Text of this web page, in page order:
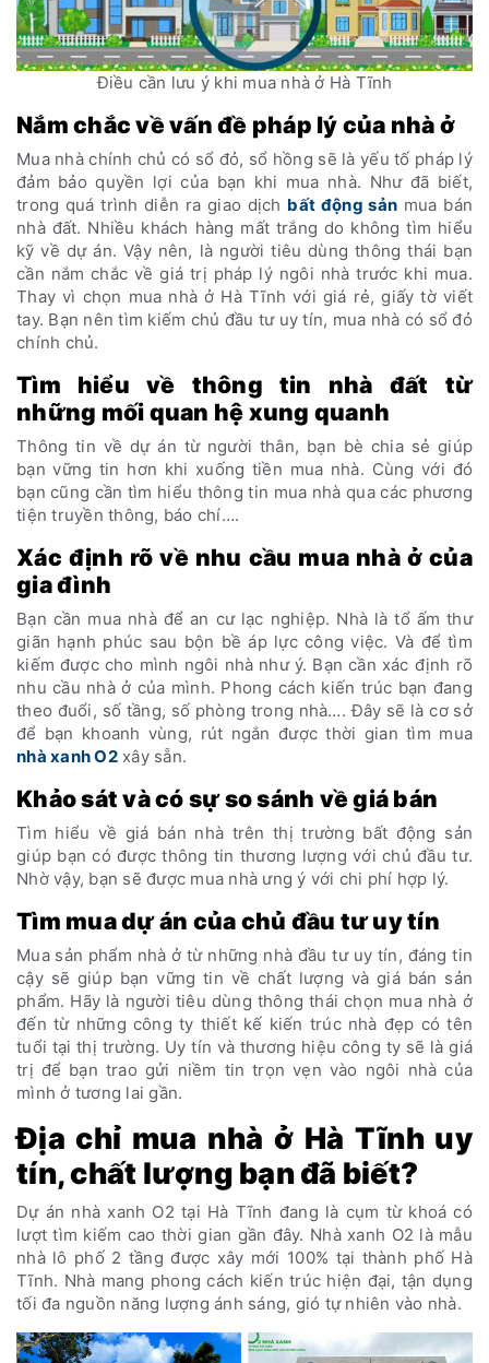
Điều cần lưu ý khi mua nhà ở Hà Tĩnh
Nắm chắc về vấn đề pháp lý của nhà ở
Mua nhà chính chủ có sổ đỏ, sổ hồng sẽ là yếu tố pháp lý
đảm bảo quyền lợi của bạn khi mua nhà. Như đã biết,
trong quá trình diễn ra giao dịch bất động sản mua bán
nhà đất. Nhiều khách hàng mất trắng do không tìm hiểu
kỹ về dự án. Vậy nên, là người tiêu dùng thông thái bạn
cần nắm chắc về giá trị pháp lý ngôi nhà trước khi mua.
Thay vì chọn mua nhà ở Hà Tĩnh với giá rẻ, giấy tờ viết
tay. Bạn nên tìm kiếm chủ đầu tư uy tín, mua nhà có sổ đỏ
chính chủ.
Tìm hiểu về thông tin nhà đất từ
những mối quan hệ xung quanh
Thông tin về dự án từ người thân, bạn bè chia sẻ giúp
bạn vững tin hơn khi xuống tiền mua nhà. Cùng với đó
bạn cũng cần tìm hiểu thông tin mua nhà qua các phương
tiện truyền thông, báo chí….
Xác định rõ về nhu cầu mua nhà ở của
gia đình
Bạn cần mua nhà để an cư lạc nghiệp. Nhà là tổ ấm thư
giãn hạnh phúc sau bộn bề áp lực công việc. Và để tìm
kiếm được cho mình ngôi nhà như ý. Bạn cần xác định rõ
nhu cầu nhà ở của mình. Phong cách kiến trúc bạn đang
theo đuổi, số tầng, số phòng trong nhà…. Đây sẽ là cơ sở
để bạn khoanh vùng, rút ngắn được thời gian tìm mua
nhà xanh O2xây sẵn.
Khảo sát và có sự so sánh về giá bán
Tìm hiểu về giá bán nhà trên thị trường bất động sản
giúp bạn có được thông tin thương lượng với chủ đầu tư.
Nhờ vậy, bạn sẽ được mua nhà ưng ý với chi phí hợp lý.
Tìm mua dự án của chủ đầu tư uy tín
Mua sản phẩm nhà ở từ những nhà đầu tư uy tín, đáng tin
cậy sẽ giúp bạn vững tin về chất lượng và giá bán sản
phẩm. Hãy là người tiêu dùng thông thái chọn mua nhà ở
đến từ những công ty thiết kế kiến trúc nhà đẹp có tên
tuổi tại thị trường. Uy tín và thương hiệu công ty sẽ là giá
trị để bạn trao gửi niềm tin trọn vẹn vào ngôi nhà của
mình ở tương lai gần.
Địa chỉ mua nhà ở Hà Tĩnh uy
tín, chất lượng bạn đã biết?
Dự án nhà xanh O2 tại Hà Tĩnh đang là cụm từ khoá có
lượt tìm kiếm cao thời gian gần đây. Nhà xanh O2 là mẫu
nhà lô phố 2 tầng được xây mới 100% tại thành phố Hà
Tĩnh. Nhà mang phong cách kiến trúc hiện đại, tận dụng
tối đa nguồn năng lượng ánh sáng, gió tự nhiên vào nhà.